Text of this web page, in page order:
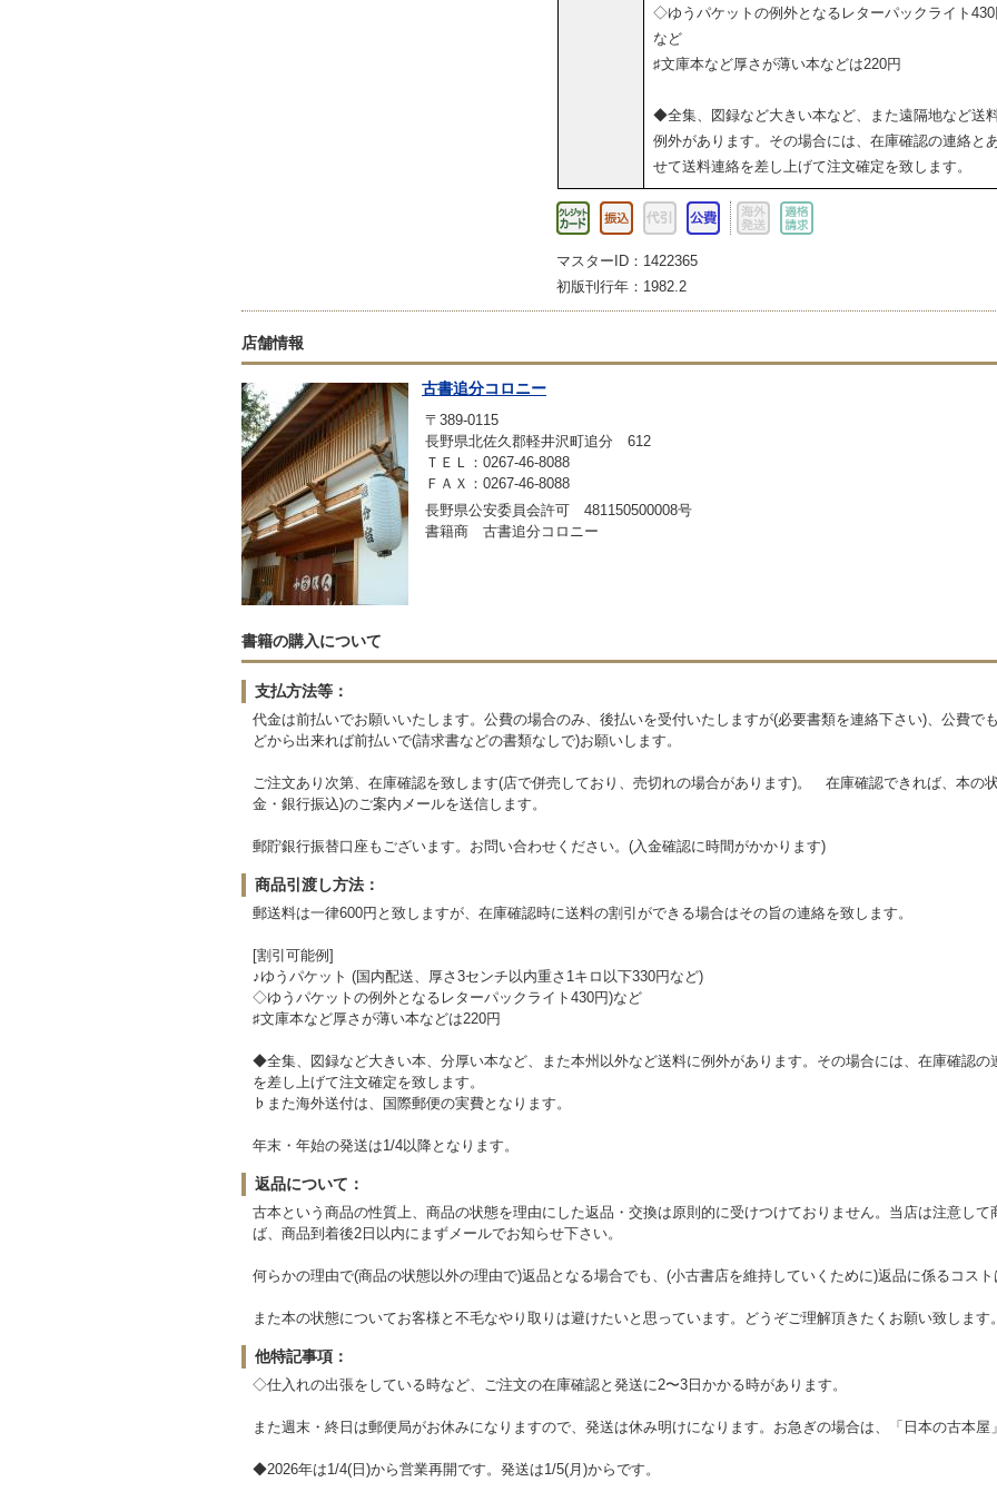
◇ゆうパケットの例外となるレターパックライト430
など
♯文庫本など厚さが薄い本などは220円
◆全集、図録など大きい本など、また遠隔地など送
例外があります。その場合には、在庫確認の連絡と
せて送料連絡を差し上げて注文確定を致します。
マスターID：1422365
初版刊行年：1982.2
店舗情報
古書追分コロニー
〒389-0115
長野県北佐久郡軽井沢町追分 612
ＴＥＬ：0267-46-8088
ＦＡＸ：0267-46-8088
長野県公安委員会許可 481150500008号
書籍商 古書追分コロニー
書籍の購入について
支払方法等：
代金は前払いでお願いいたします。公費の場合のみ、後払いを受付いたしますが(必要書類を連絡下さい)、公費で
どから出来れば前払いで(請求書などの書類なしで)お願いします。
ご注文あり次第、在庫確認を致します(店で併売しており、売切れの場合があります)。 在庫確認できれば、本の
金・銀行振込)のご案内メールを送信します。
郵貯銀行振替口座もございます。お問い合わせください。(入金確認に時間がかかります)
商品引渡し方法：
郵送料は一律600円と致しますが、在庫確認時に送料の割引ができる場合はその旨の連絡を致します。
[割引可能例]
♪ゆうパケット (国内配送、厚さ3センチ以内重さ1キロ以下330円など)
◇ゆうパケットの例外となるレターパックライト430円)など
♯文庫本など厚さが薄い本などは220円
◆全集、図録など大きい本、分厚い本など、また本州以外など送料に例外があります。その場合には、在庫確認
を差し上げて注文確定を致します。
♭また海外送付は、国際郵便の実費となります。
年末・年始の発送は1/4以降となります。
返品について：
古本という商品の性質上、商品の状態を理由にした返品・交換は原則的に受けつけておりません。当店は注意し
ば、商品到着後2日以内にまずメールでお知らせ下さい。
何らかの理由で(商品の状態以外の理由で)返品となる場合でも、(小古書店を維持していくために)返品に係るコスト
また本の状態についてお客様と不毛なやり取りは避けたいと思っています。どうぞご理解頂きたくお願い致します。
他特記事項：
◇仕入れの出張をしている時など、ご注文の在庫確認と発送に2〜3日かかる時があります。
また週末・終日は郵便局がお休みになりますので、発送は休み明けになります。お急ぎの場合は、「日本の古本屋
◆2026年は1/4(日)から営業再開です。発送は1/5(月)からです。